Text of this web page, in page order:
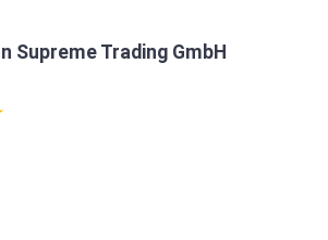
Supreme Trading GmbH